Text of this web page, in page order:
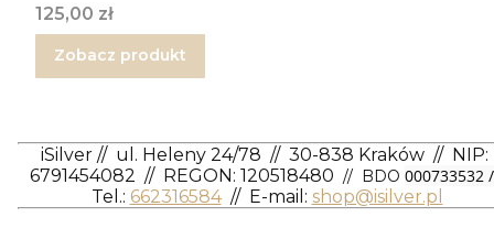
Cena
125,00 zł
Zobacz produkt
iSilver // ul. Heleny 24/78 // 30-838 Kraków // NIP:
6791454082 // REGON: 120518480 // BDO 000733532
Tel.: 662316584 // E-mail: shop@isilver.pl